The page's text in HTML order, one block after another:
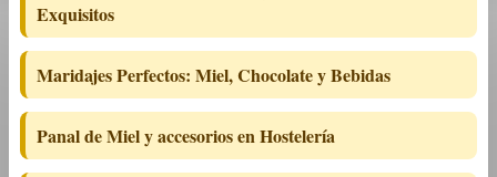
Exquisitos
Maridajes Perfectos: Miel, Chocolate y Bebidas
Panal de Miel y accesorios en Hostelería